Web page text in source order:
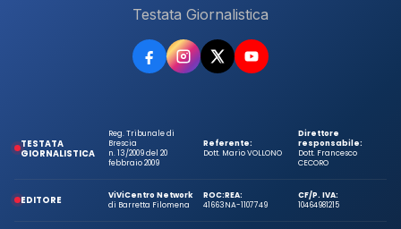
Testata Giornalistica
TESTATA
GIORNALISTICA
Reg. Tribunale di
Brescia
n. 13/2009 del 20
febbraio 2009
Referente:
Dott. Mario VOLLONO
Direttore
responsabile:
Dott. Francesco
CECORO
EDITORE
ViViCentro Network
di Barretta Filomena
ROC:
41663
REA:
NA-1107749
CF/P. IVA:
10464981215